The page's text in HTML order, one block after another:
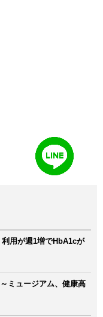
用が週1増でHbA1cが
ミュージアム、健康高